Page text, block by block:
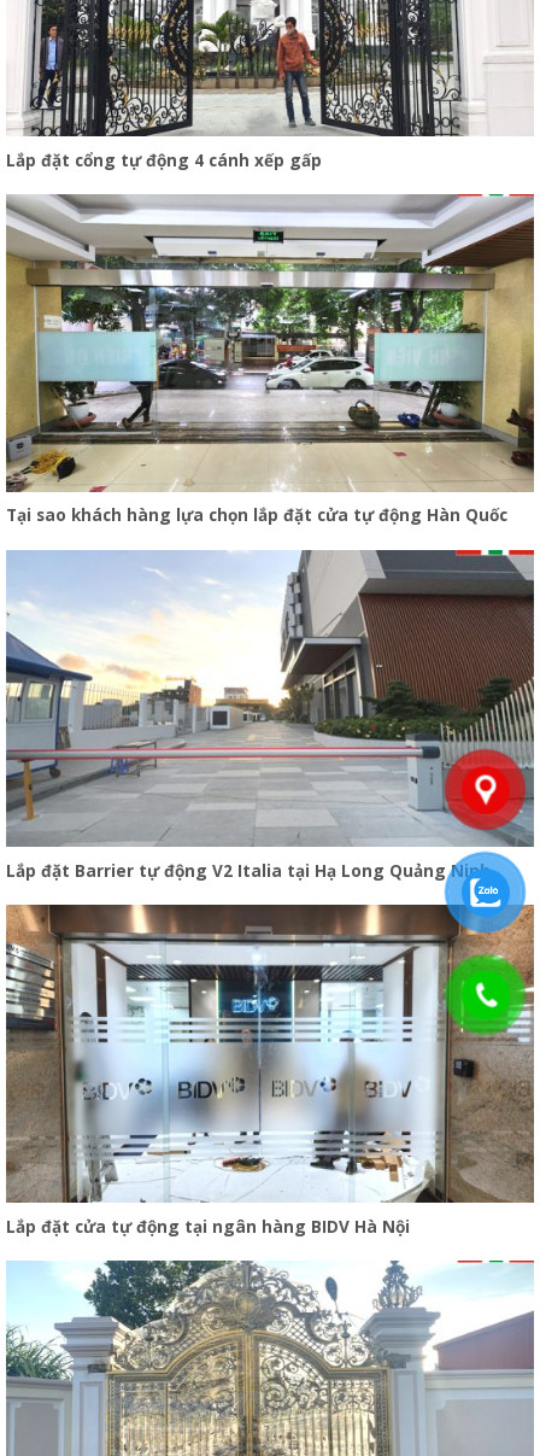
Lắp đặt cổng tự động 4 cánh xếp gấp
Tại sao khách hàng lựa chọn lắp đặt cửa tự động Hàn Quốc
Lắp đặt Barrier tự động V2 Italia tại Hạ Long Quảng Ninh
Lắp đặt cửa tự động tại ngân hàng BIDV Hà Nội